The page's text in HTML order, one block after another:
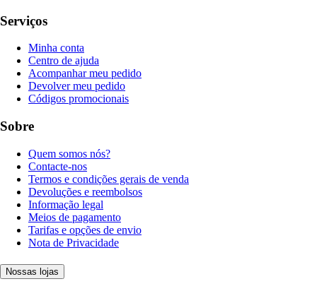
Serviços
Minha conta
Centro de ajuda
Acompanhar meu pedido
Devolver meu pedido
Códigos promocionais
Sobre
Quem somos nós?
Contacte-nos
Termos e condições gerais de venda
Devoluções e reembolsos
Informação legal
Meios de pagamento
Tarifas e opções de envio
Nota de Privacidade
Nossas lojas